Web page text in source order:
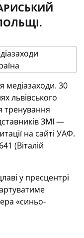
медіазаходи. 30
львівського
тренування
ЗМІ —
на сайті УАФ.
(Віталій
у пресцентрі
«синьо-